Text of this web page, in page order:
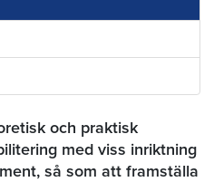
och praktisk
med viss inriktning
så som att framställa